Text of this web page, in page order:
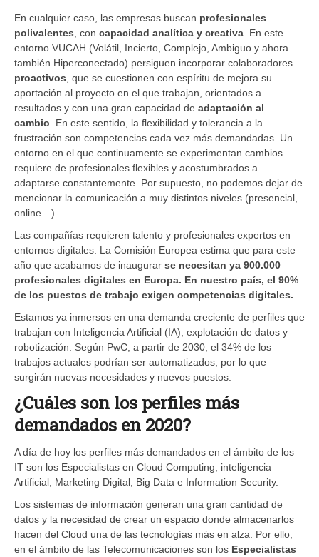
En cualquier caso, las empresas buscan profesionales
polivalentes , con capacidad analítica y creativa . En este
entorno VUCAH (Volátil, Incierto, Complejo, Ambiguo y ahora
también Hiperconectado) persiguen incorporar colaboradores
proactivos , que se cuestionen con espíritu de mejora su
aportación al proyecto en el que trabajan, orientados a
resultados y con una gran capacidad de adaptación al
cambio . En este sentido, la flexibilidad y tolerancia a la
frustración son competencias cada vez más demandadas. Un
entorno en el que continuamente se experimentan cambios
requiere de profesionales flexibles y acostumbrados a
adaptarse constantemente. Por supuesto, no podemos dejar de
mencionar la comunicación a muy distintos niveles (presencial,
online…).
Las compañías requieren talento y profesionales expertos en
entornos digitales. La Comisión Europea estima que para este
año que acabamos de inaugurar se necesitan ya 900.000
profesionales digitales en Europa. En nuestro país, el 90%
de los puestos de trabajo exigen competencias digitales.
Estamos ya inmersos en una demanda creciente de perfiles que
trabajan con Inteligencia Artificial (IA), explotación de datos y
robotización. Según PwC, a partir de 2030, el 34% de los
trabajos actuales podrían ser automatizados, por lo que
surgirán nuevas necesidades y nuevos puestos.
¿Cuáles son los perfiles más
demandados en 2020?
A día de hoy los perfiles más demandados en el ámbito de los
IT son los Especialistas en Cloud Computing, inteligencia
Artificial, Marketing Digital, Big Data e Information Security.
Los sistemas de información generan una gran cantidad de
datos y la necesidad de crear un espacio donde almacenarlos
hacen del Cloud una de las tecnologías más en alza. Por ello,
en el ámbito de las Telecomunicaciones son los Especialistas